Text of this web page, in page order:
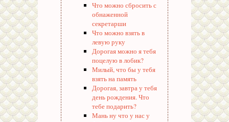
Что можно сбросить с
обнаженной
секретарши
Что можно взять в
левую руку
Дорогая можно я тебя
поцелую в лобик?
Милый, что бы у тебя
взять на память
Дорогая, завтра у тебя
день рождения. Что
тебе подарить?
Мань ну что у нас у